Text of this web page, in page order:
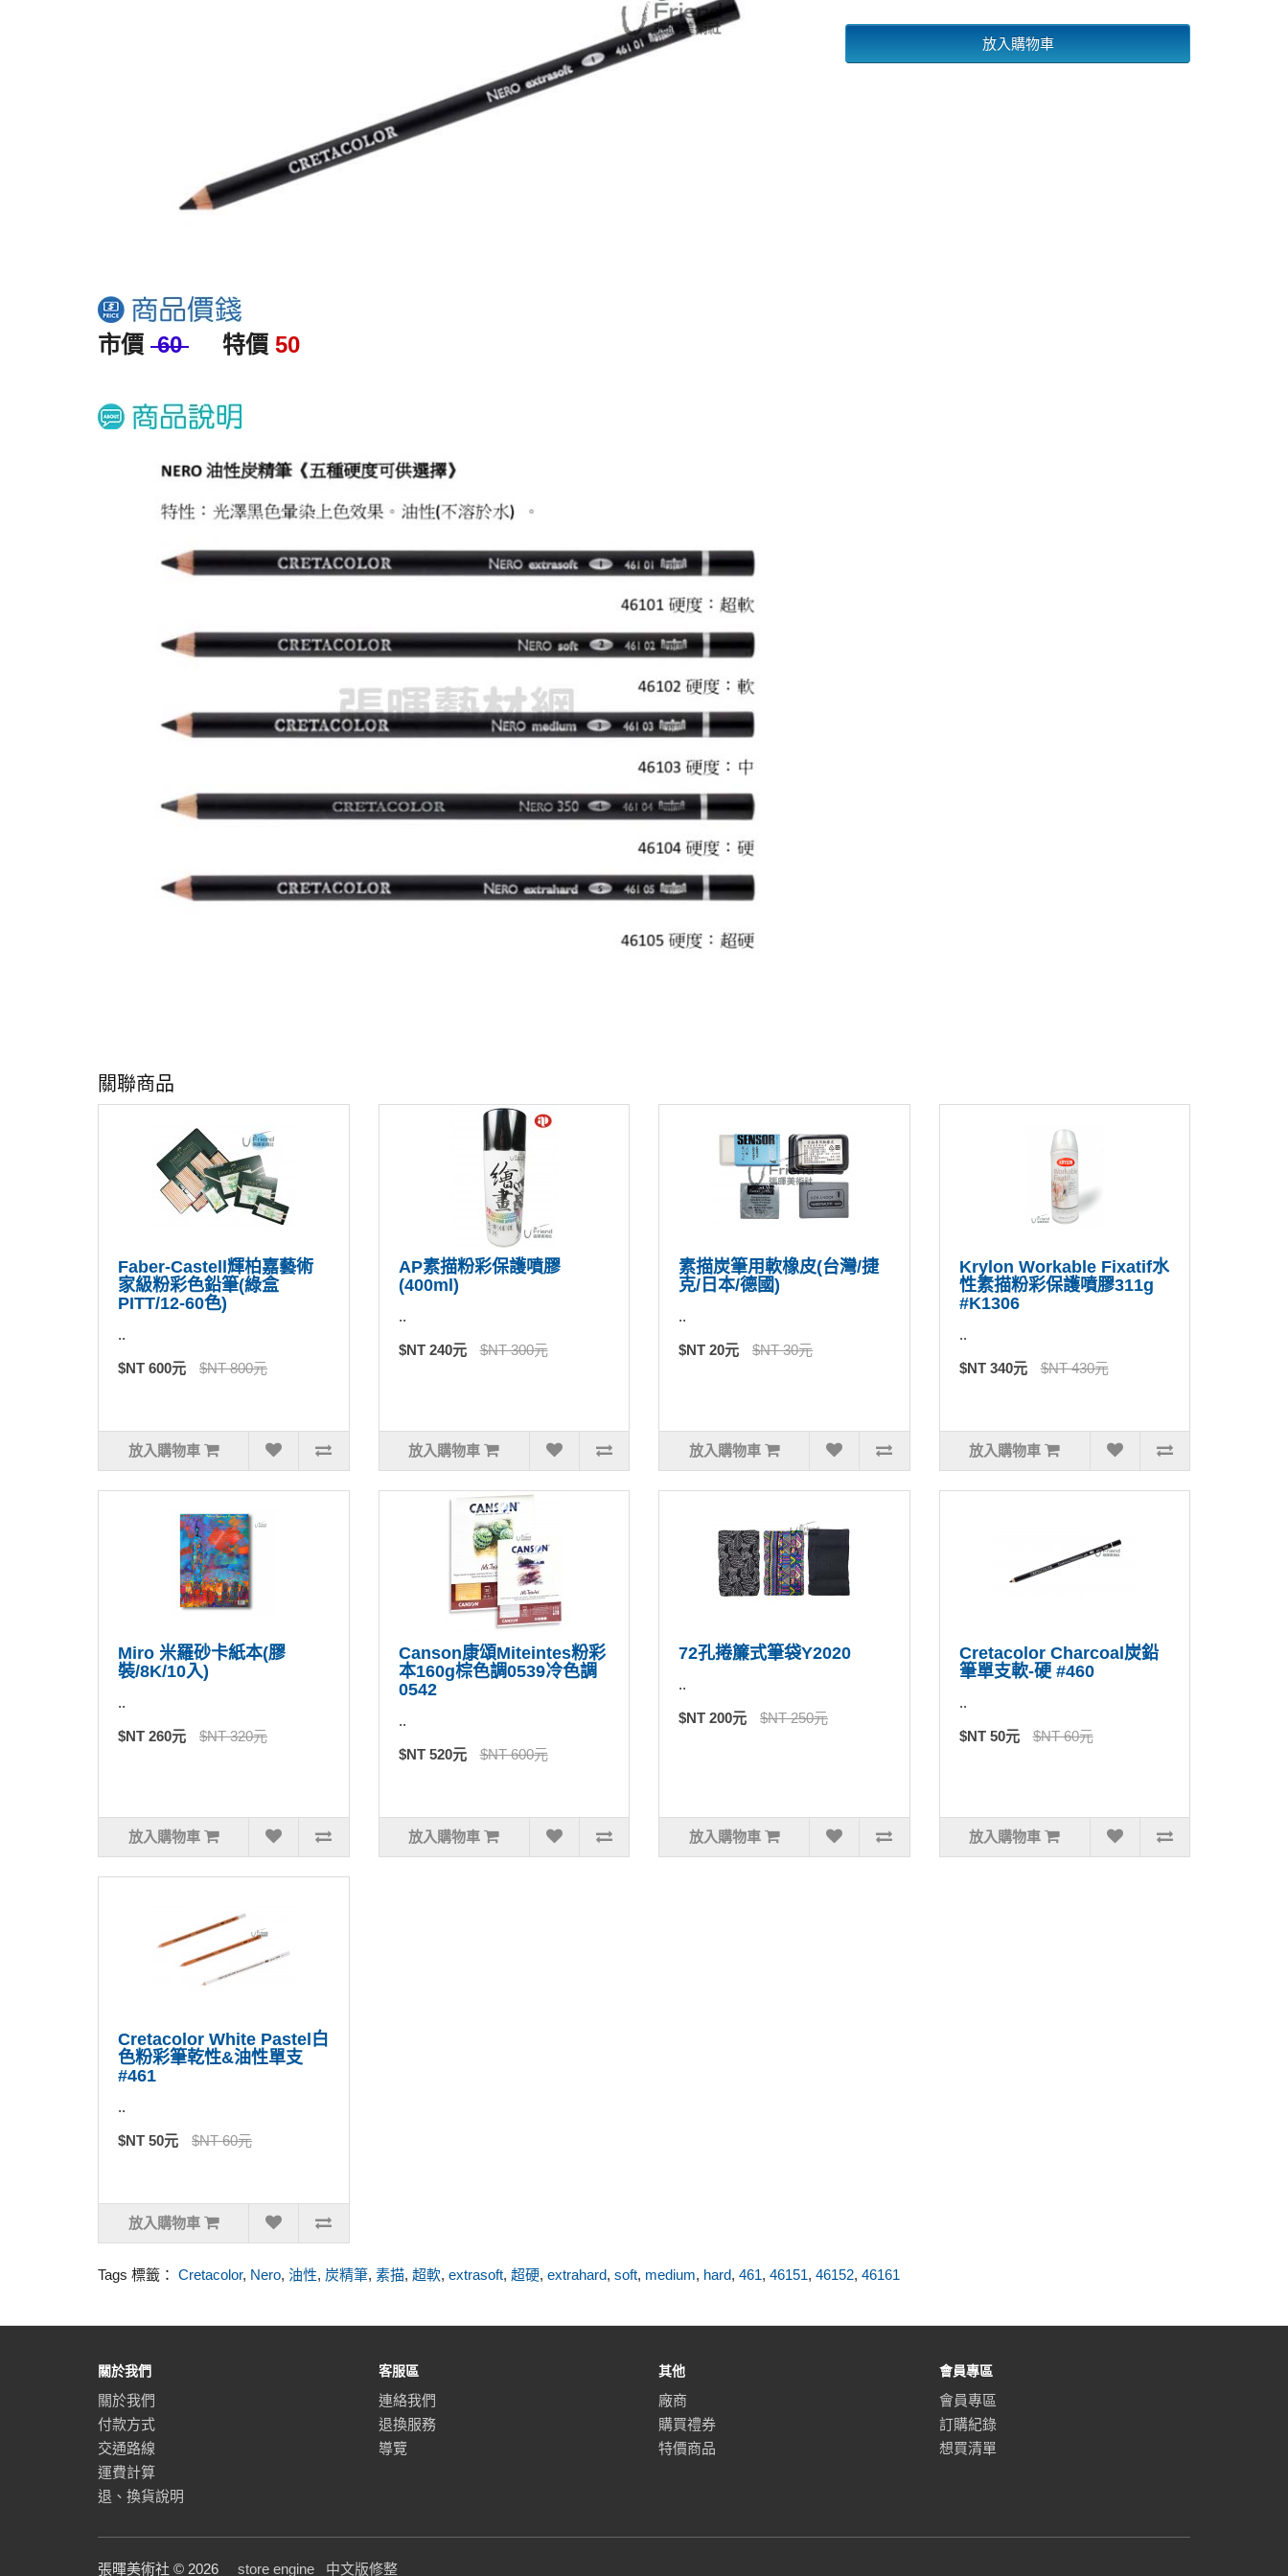
市價 60 特價 50
放入購物車
關聯商品
Faber-Castell輝柏嘉藝術
家級粉彩色鉛筆(綠盒
PITT/12-60色)
..
$NT 600元 $NT 800元
放入購物車
AP素描粉彩保護噴膠
(400ml)
..
$NT 240元 $NT 300元
放入購物車
素描炭筆用軟橡皮(台灣/捷
克/日本/德國)
..
$NT 20元 $NT 30元
放入購物車
Krylon Workable Fixatif水
性素描粉彩保護噴膠311g
#K1306
..
$NT 340元 $NT 430元
放入購物車
Miro 米羅砂卡紙本(膠
裝/8K/10入)
..
$NT 260元 $NT 320元
放入購物車
Canson康頌Miteintes粉彩
本160g棕色調0539冷色調
0542
..
$NT 520元 $NT 600元
放入購物車
72孔捲簾式筆袋Y2020
..
$NT 200元 $NT 250元
放入購物車
Cretacolor Charcoal炭鉛
筆單支軟-硬 #460
..
$NT 50元 $NT 60元
放入購物車
Cretacolor White Pastel白
色粉彩筆乾性&油性單支
#461
..
$NT 50元 $NT 60元
放入購物車
Tags 標籤： Cretacolor, Nero, 油性, 炭精筆, 素描, 超軟, extrasoft, 超硬, extrahard, soft, medium, hard, 461, 46151, 46152, 46161
關於我們
關於我們
付款方式
交通路線
運費計算
退、換貨說明
客服區
連絡我們
退換服務
導覽
其他
廠商
購買禮券
特價商品
會員專區
會員專區
訂購紀錄
想買清單
張暉美術社 © 2026 store engine 中文版修整